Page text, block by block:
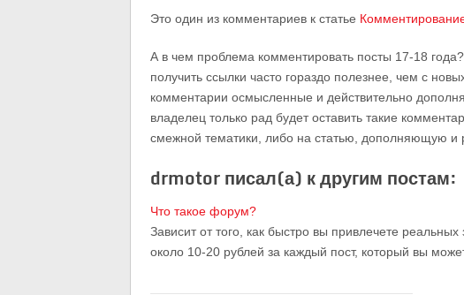
Это один из комментариев к статье
А в чем проблема комментировать посты 17-18
получить ссылки часто гораздо полезнее, чем с
комментарии осмысленные и действительно
владелец только рад будет оставить такие
смежной тематики, либо на статью, дополняющую и
drmotor писал(а) к другим постам:
Что такое форум?
Зависит от того, как быстро вы привлечете
около 10-20 рублей за каждый пост, который вы